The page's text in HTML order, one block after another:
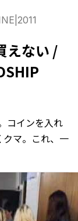
2011
えない /
コインを入れ
マ。これ、一